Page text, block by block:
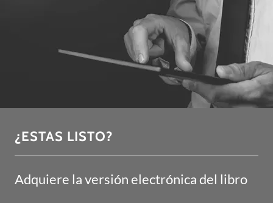
¿ESTAS LISTO?
Adquiere la versión electrónica del libro